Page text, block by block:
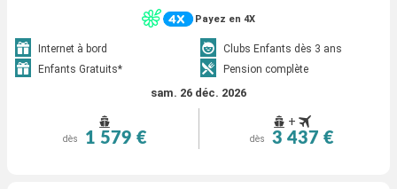
Payez en 4X
Internet à bord
Clubs Enfants dès 3 ans
Enfants Gratuits*
Pension complète
sam. 26 déc. 2026
dès 1 579 €
+
dès 3 437 €